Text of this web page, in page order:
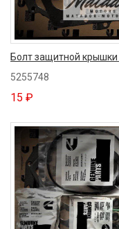
Болт защитной крышки
5255748
15 ₽